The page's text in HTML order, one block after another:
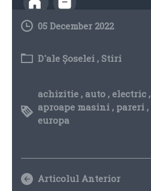
05 December 2022
D'ale Șoselei , Stiri
achizitie, auto, electric,
aproape masini, pareri,
europa
Articolul Anterior